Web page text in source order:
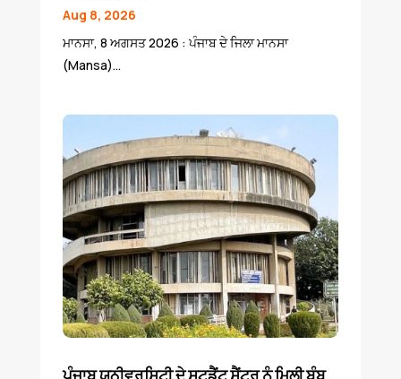
Aug 8, 2026
ਮਾਨਸਾ, 8 ਅਗਸਤ 2026 : ਪੰਜਾਬ ਦੇ ਜਿਲਾ ਮਾਨਸਾ
(Mansa)...